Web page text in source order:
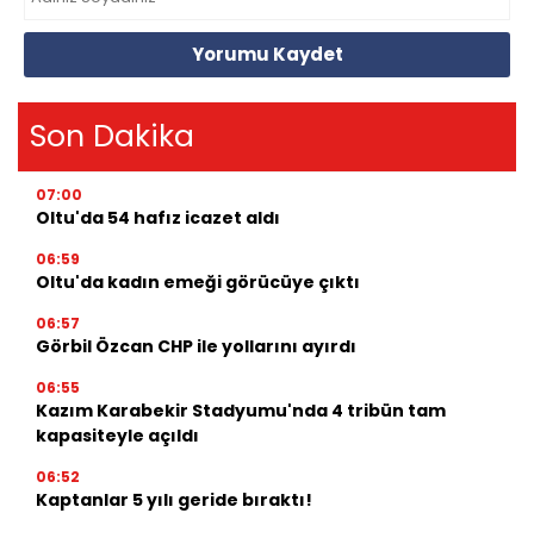
Yorumu Kaydet
Son Dakika
07:00
Oltu'da 54 hafız icazet aldı
06:59
Oltu'da kadın emeği görücüye çıktı
06:57
Görbil Özcan CHP ile yollarını ayırdı
06:55
Kazım Karabekir Stadyumu'nda 4 tribün tam
kapasiteyle açıldı
06:52
Kaptanlar 5 yılı geride bıraktı!